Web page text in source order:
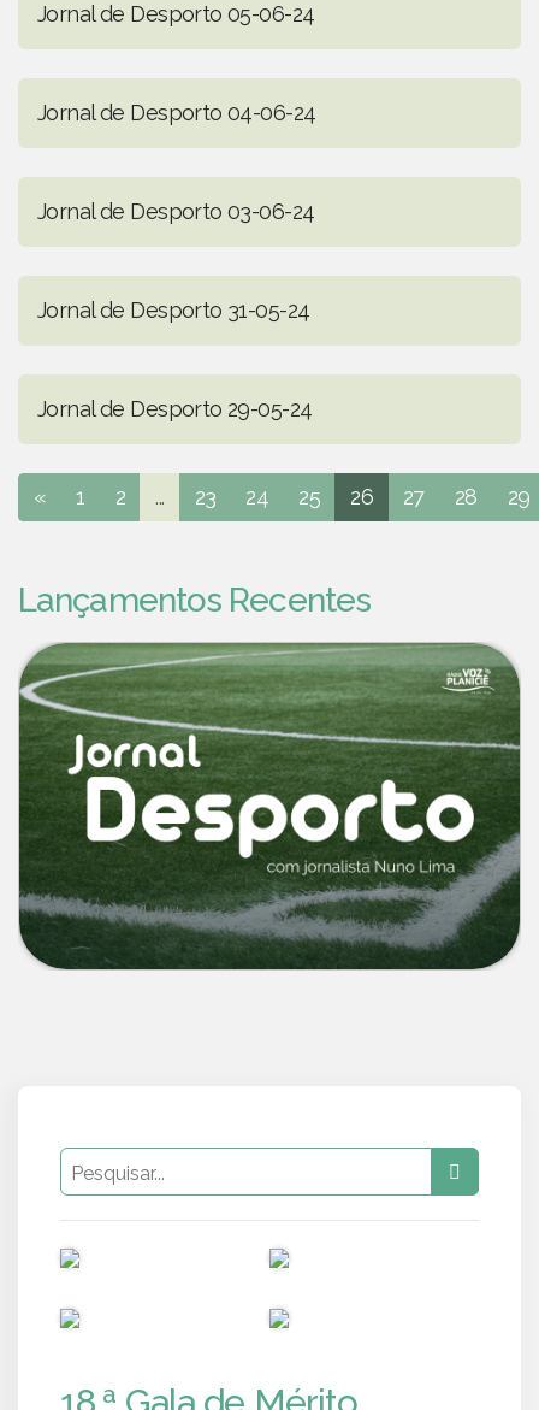
Jornal de Desporto 05-06-24
Jornal de Desporto 04-06-24
Jornal de Desporto 03-06-24
Jornal de Desporto 31-05-24
Jornal de Desporto 29-05-24
« 1 2 ... 23 24 25 26 27 28 29
Lançamentos Recentes